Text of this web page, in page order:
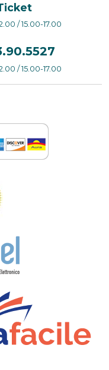
/ 15.00-17.00
/ 15.00-17.00